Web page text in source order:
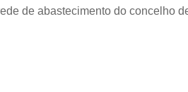
de abastecimento do concelho